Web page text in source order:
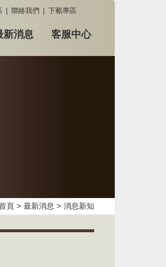
聯絡我們 下載專區
新消息 客服中心
頁 > 最新消息 > 消息新知